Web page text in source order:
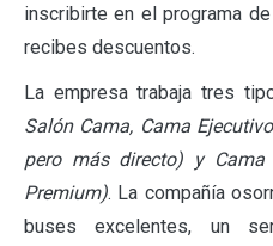
inscribirte en el programa
recibes descuentos.
La empresa trabaja tres
Salón Cama, Cama
pero más directo) y Cama
Premium). La compañía
buses excelentes, un